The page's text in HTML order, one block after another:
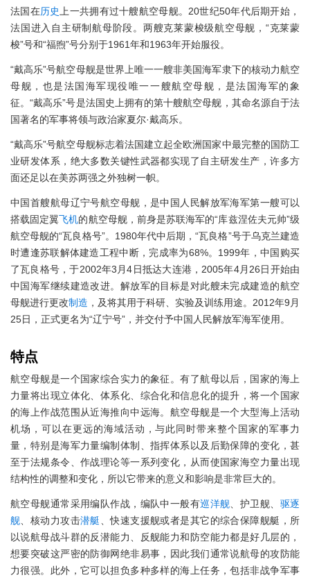
法国在历史 上一共拥有过十艘航空母舰。20世纪50年代后期开始，
法国进入自主研制航母阶段。两艘克莱蒙梭级航空母舰，“克莱蒙
梭”号和“福煦”号分别于1961年和1963年开始服役。
“戴高乐”号航空母舰是世界上唯一一艘非美国海军隶下的核动力航空
母舰，也是法国海军现役唯一一艘航空母舰，是法国海军的象
征。“戴高乐”号是法国史上拥有的第十艘航空母舰，其命名源自于法
国著名的军事将领与政治家夏尔·戴高乐。
“戴高乐”号航空母舰标志着法国建立起全欧洲国家中最完整的国防工
业研发体系，绝大多数关键性武器都实现了自主研发生产，许多方
面还足以在美苏两强之外独树一帜。
中国首艘航母辽宁号航空母舰，是中国人民解放军海军第一艘可以
搭载固定翼飞机的航空母舰，前身是苏联海军的“库兹涅佐夫元帅”级
航空母舰的“瓦良格号”。1980年代中后期，“瓦良格”号于乌克兰建造
时遭逢苏联解体建造工程中断，完成率为68%。1999年，中国购买
了瓦良格号，于2002年3月4日抵达大连港，2005年4月26日开始由
中国海军继续建造改进。解放军的目标是对此艘未完成建造的航空
母舰进行更改制造 ，及将其用于科研、实验及训练用途。2012年9月
25日，正式更名为“辽宁号”，并交付予中国人民解放军海军使用。
特点
航空母舰是一个国家综合实力的象征。有了航母以后，国家的海上
力量将出现立体化、体系化、综合化和信息化的提升，将一个国家
的海上作战范围从近海推向中远海。航空母舰是一个大型海上活动
机场，可以在更远的海域活动，与此同时带来整个国家的军事力
量，特别是海军力量编制体制、指挥体系以及后勤保障的变化，甚
至于法规条令、作战理论等一系列变化，从而使国家海空力量出现
结构性的调整和变化，所以它带来的意义和影响是非常巨大的。
航空母舰通常采用编队作战，编队中一般有巡洋舰 、护卫舰、 驱逐
舰 、核动力攻击潜艇
、快速支援舰或者是其它的综合保障舰艇，所
以说航母战斗群的反潜能力、反舰能力和防空能力都是好几层的，
想要突破这严密的防御网绝非易事，因此我们通常说航母的攻防能
力很强。此外，它可以担负多种多样的海上任务，包括非战争军事